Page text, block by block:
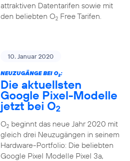
attraktiven Datentarifen sowie mit
den beliebten O2Free Tarifen.
10. Januar 2020
NEUZUGÄNGE BEI O2:
Die aktuellsten
Google Pixel-Modelle
jetzt bei O2
O2beginnt das neue Jahr 2020 mit
gleich drei Neuzugängen in seinem
Hardware-Portfolio: Die beliebten
Google Pixel Modelle Pixel 3a,